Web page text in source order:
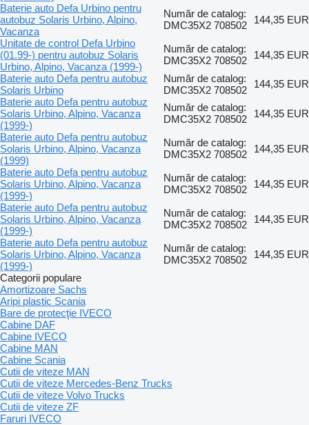
Baterie auto Defa Urbino pentru
autobuz Solaris Urbino, Alpino,
Vacanza
Număr de catalog:
DMC35X2 708502
144,35 EUR
Unitate de control Defa Urbino
(01.99-) pentru autobuz Solaris
Urbino, Alpino, Vacanza (1999-)
Număr de catalog:
DMC35X2 708502
144,35 EUR
Baterie auto Defa pentru autobuz
Solaris Urbino
Număr de catalog:
DMC35X2 708502
144,35 EUR
Baterie auto Defa pentru autobuz
Solaris Urbino, Alpino, Vacanza
(1999-)
Număr de catalog:
DMC35X2 708502
144,35 EUR
Baterie auto Defa pentru autobuz
Solaris Urbino, Alpino, Vacanza
(1999)
Număr de catalog:
DMC35X2 708502
144,35 EUR
Baterie auto Defa pentru autobuz
Solaris Urbino, Alpino, Vacanza
(1999-)
Număr de catalog:
DMC35X2 708502
144,35 EUR
Baterie auto Defa pentru autobuz
Solaris Urbino, Alpino, Vacanza
(1999-)
Număr de catalog:
DMC35X2 708502
144,35 EUR
Baterie auto Defa pentru autobuz
Solaris Urbino, Alpino, Vacanza
(1999-)
Număr de catalog:
DMC35X2 708502
144,35 EUR
Categorii populare
Amortizoare Sachs
Aripi plastic Scania
Bare de protecţie IVECO
Cabine DAF
Cabine IVECO
Cabine MAN
Cabine Scania
Cutii de viteze MAN
Cutii de viteze Mercedes-Benz Trucks
Cutii de viteze Volvo Trucks
Cutii de viteze ZF
Faruri IVECO